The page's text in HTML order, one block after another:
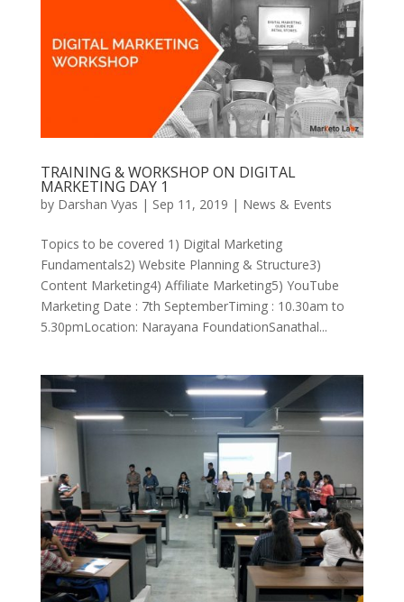
TRAINING & WORKSHOP ON DIGITAL
MARKETING DAY 1
by Darshan Vyas | Sep 11, 2019 | News & Events
Topics to be covered 1) Digital Marketing
Fundamentals2) Website Planning & Structure3)
Content Marketing4) Affiliate Marketing5) YouTube
Marketing Date : 7th SeptemberTiming : 10.30am to
5.30pmLocation: Narayana FoundationSanathal...